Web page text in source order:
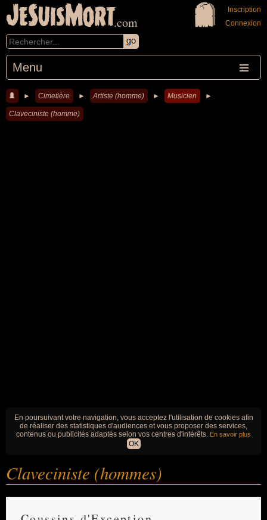
JeSuisMort.com
Menu
Inscription
Connexion
► Cimetière ► Artiste (homme) ► Musicien ►
Claveciniste (homme)
En poursuivant votre navigation, vous acceptez l'utilisation de cookies afin
de réaliser des statistiques d'audiences et vous proposer des services,
contenus ou publicités adaptés selon vos centres d'intérêts. En savoir plus
OK
Claveciniste (hommes)